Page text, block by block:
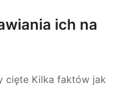
ich na
cięte Kilka faktów jak